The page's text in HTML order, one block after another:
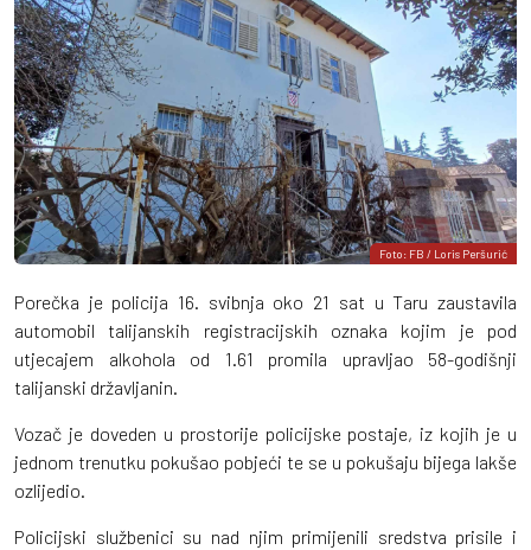
Foto: FB / Loris Peršurić
Porečka je policija 16. svibnja oko 21 sat u Taru zaustavila
automobil talijanskih registracijskih oznaka kojim je pod
utjecajem alkohola od 1.61 promila upravljao 58-godišnji
talijanski državljanin.
Vozač je doveden u prostorije policijske postaje, iz kojih je u
jednom trenutku pokušao pobjeći te se u pokušaju bijega lakše
ozlijedio.
Policijski službenici su nad njim primijenili sredstva prisile i